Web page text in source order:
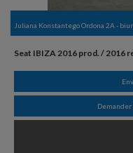
Juliana Konstantego Ordona 2A -
Seat IBIZA 2016 prod. / 2016
Demander